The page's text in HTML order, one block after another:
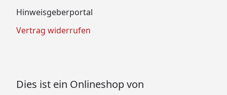
Hinweisgeberportal
Vertrag widerrufen
Dies ist ein Onlineshop von